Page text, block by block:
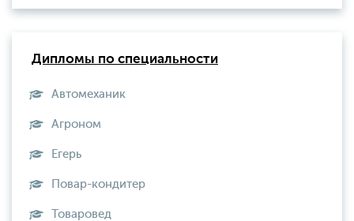
Дипломы по специальности
Автомеханик
Агроном
Егерь
Повар-кондитер
Товаровед